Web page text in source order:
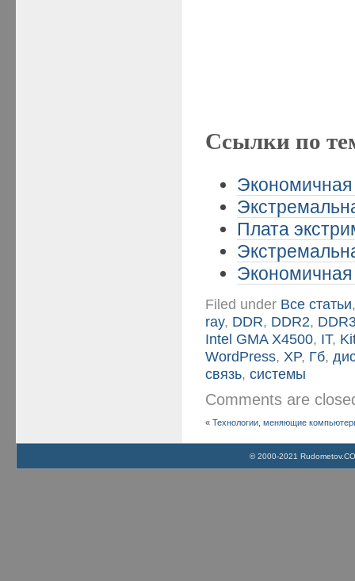
Ссылки по
Экономичная
Плата
Экономичная
Filed under Все статьи
ray, DDR, DDR2,
Intel GMA X4500, IT,
WordPress,XP, Гб,
связь,системы
Comments are
«Технологии, меняющие
© 2000-2021